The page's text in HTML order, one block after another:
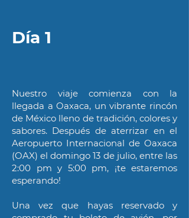
Día 1
Nuestro viaje comienza con la
llegada a Oaxaca, un vibrante rincón
de México lleno de tradición, colores y
sabores. Después de aterrizar en el
Aeropuerto Internacional de Oaxaca
(OAX) el domingo 13 de julio, entre las
2:00 pm y 5:00 pm, ¡te estaremos
esperando!
Una vez que hayas reservado y